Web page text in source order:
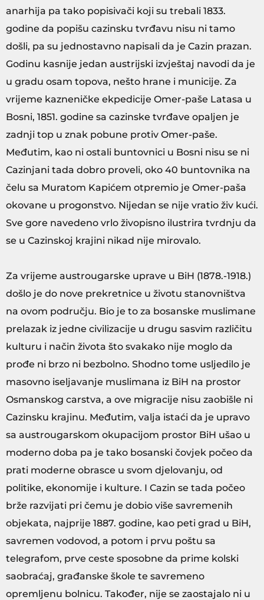
anarhija pa tako popisivači koji su trebali 1833.
godine da popišu cazinsku tvrđavu nisu ni tamo
došli, pa su jednostavno napisali da je Cazin prazan.
Godinu kasnije jedan austrijski izvještaj navodi da je
u gradu osam topova, nešto hrane i municije. Za
vrijeme kazneničke ekpedicije Omer-paše Latasa u
Bosni, 1851. godine sa cazinske tvrđave opaljen je
zadnji top u znak pobune protiv Omer-paše.
Međutim, kao ni ostali buntovnici u Bosni nisu se ni
Cazinjani tada dobro proveli, oko 40 buntovnika na
čelu sa Muratom Kapićem otpremio je Omer-paša
okovane u progonstvo. Nijedan se nije vratio živ kući.
Sve gore navedeno vrlo živopisno ilustrira tvrdnju da
se u Cazinskoj krajini nikad nije mirovalo.
Za vrijeme austrougarske uprave u BiH (1878.-1918.)
došlo je do nove prekretnice u životu stanovništva
na ovom području. Bio je to za bosanske muslimane
prelazak iz jedne civilizacije u drugu sasvim različitu
kulturu i način života što svakako nije moglo da
prođe ni brzo ni bezbolno. Shodno tome usljedilo je
masovno iseljavanje muslimana iz BiH na prostor
Osmanskog carstva, a ove migracije nisu zaobišle ni
Cazinsku krajinu. Međutim, valja istaći da je upravo
sa austrougarskom okupacijom prostor BiH ušao u
moderno doba pa je tako bosanski čovjek počeo da
prati moderne obrasce u svom djelovanju, od
politike, ekonomije i kulture. I Cazin se tada počeo
brže razvijati pri čemu je dobio više savremenih
objekata, najprije 1887. godine, kao peti grad u BiH,
savremen vodovod, a potom i prvu poštu sa
telegrafom, prve ceste sposobne da prime kolski
saobraćaj, građanske škole te savremeno
opremljenu bolnicu. Također, nije se zaostajalo ni u